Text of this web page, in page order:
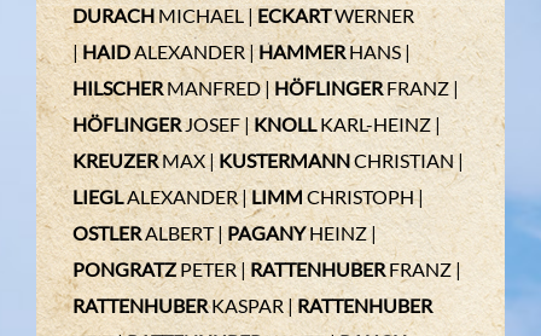
DURACHMICHAEL |ECKARTWERNER
|HAIDALEXANDER |HAMMERHANS |
HILSCHERMANFRED |HÖFLINGERFRANZ |
HÖFLINGERJOSEF | KNOLLKARL-HEINZ |
KREUZERMAX | KUSTERMANNCHRISTIAN |
LIEGLALEXANDER |LIMMCHRISTOPH |
OSTLERALBERT | PAGANYHEINZ |
PONGRATZPETER | RATTENHUBERFRANZ |
RATTENHUBERKASPAR |RATTENHUBER